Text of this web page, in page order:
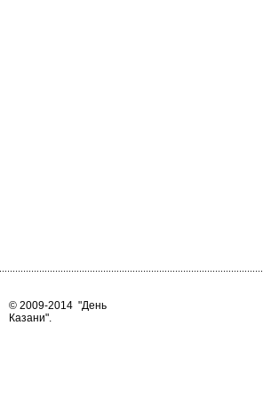
© 2009-2014 "День
Казани".